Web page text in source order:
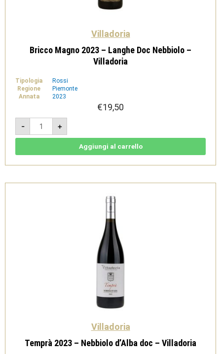
Villadoria
Bricco Magno 2023 – Langhe Doc Nebbiolo –
Villadoria
Tipologia
Rossi
Regione
Piemonte
Annata
2023
€19,50
-
Bricco
Magno
2023
-
-
+
Aggiungi al carrello
Villadoria
Temprà 2023 – Nebbiolo d’Alba doc – Villadoria